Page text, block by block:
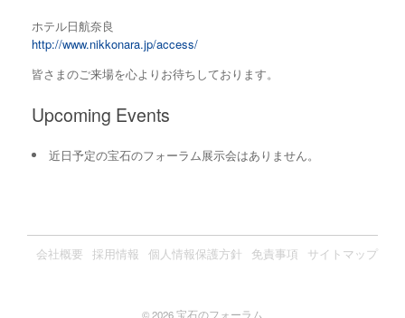
ホテル日航奈良
http://www.nikkonara.jp/access/
皆さまのご来場を心よりお待ちしております。
Upcoming Events
近日予定の宝石のフォーラム展示会はありません。
会社概要 採用情報 個人情報保護方針 免責事項 サイトマップ
© 2026 宝石のフォーラム